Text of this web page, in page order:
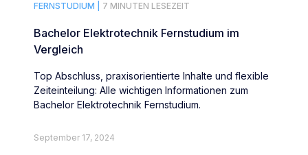
FERNSTUDIUM | 7 MINUTEN LESEZEIT
Bachelor Elektrotechnik Fernstudium im
Vergleich
Top Abschluss, praxisorientierte Inhalte und flexible
Zeiteinteilung: Alle wichtigen Informationen zum
Bachelor Elektrotechnik Fernstudium.
September 17, 2024